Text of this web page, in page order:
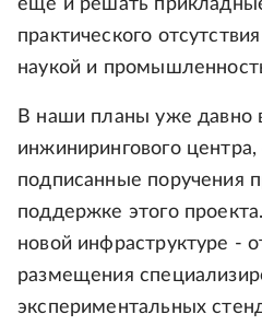
еще и решать
практического
наукой и
В наши планы уже давно
инжинирингового
подписанные поручения
поддержке этого
новой инфраструктуре -
размещения
экспериментальных